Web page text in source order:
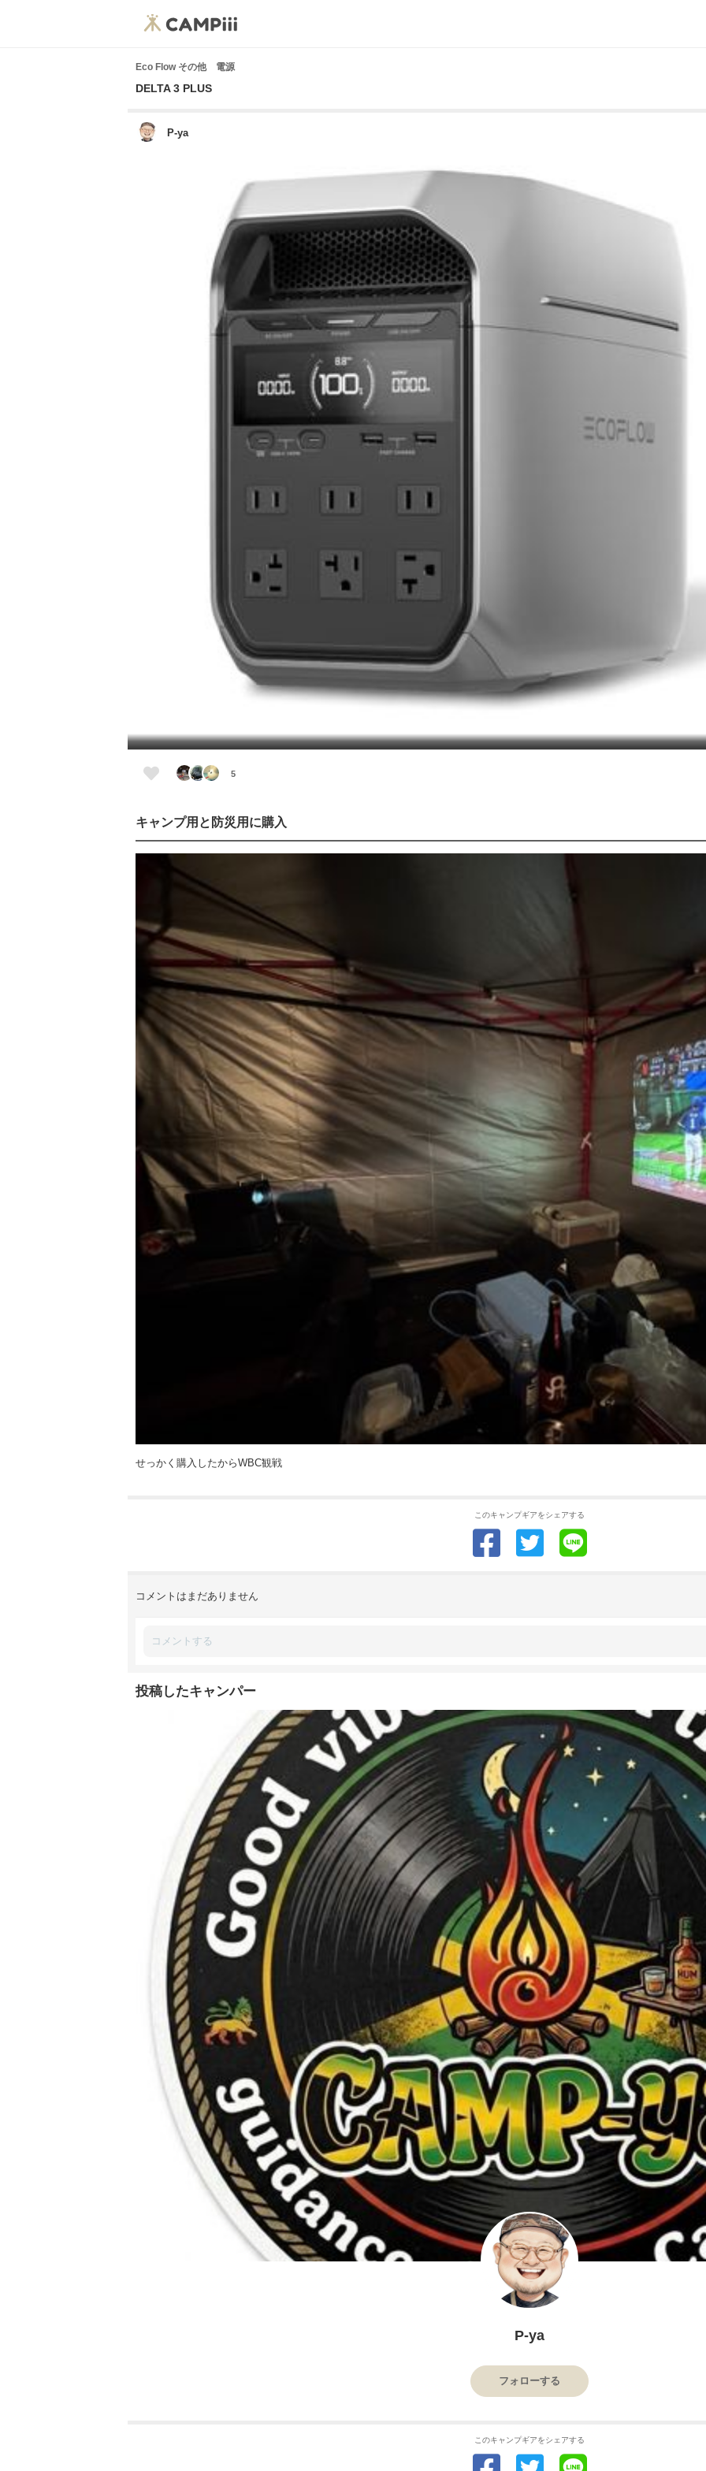
Eco Flow その他 電源
DELTA 3 PLUS
P-ya
5
キャンプ用と防災用に購入
せっかく購入したからWBC観戦
このキャンプギアをシェアする
コメントはまだありません
投稿したキャンパー
P-ya
フォローする
このキャンプギアをシェアする